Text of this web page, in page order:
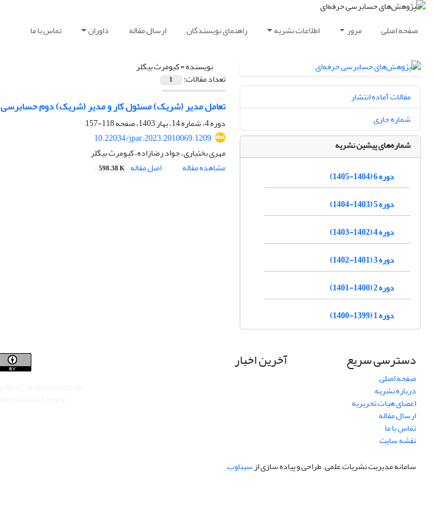
صفحه اصلی مرور اطلاعات نشریه راهنمای نویسندگان ارسال مقاله داوران تماس با ما
نویسنده =کیومرث بیگلر
تعداد مقالات: 1
تعامل مدیر (شریک) مسئول کار و مدیر (شریک) دوم حسابرسی
دوره 4، شماره 14، بهار 1403، صفحه
118-157
10.22034/jpar.2023.2010069.1209
مهری بختیاری، جواد رضازاده، کیومرث بیگلر
مشاهده مقاله
اصل مقاله 598.38 K
مقالات آماده انتشار
شماره جاری
شماره‌های پیشین نشریه
دوره 6 (1404-1405)
دوره 5 (1403-1404)
دوره 4 (1402-1403)
دوره 3 (1401-1402)
دوره 2 (1400-1401)
دوره 1 (1399-1400)
دسترسی سریع
صفحه اصلی
درباره نشریه
اعضای هیات تحریریه
ارسال مقاله
تماس با ما
نقشه سایت
آخرین اخبار
سامانه مدیریت نشریات علمی.طراحی و پیاده سازی ازسیناوب